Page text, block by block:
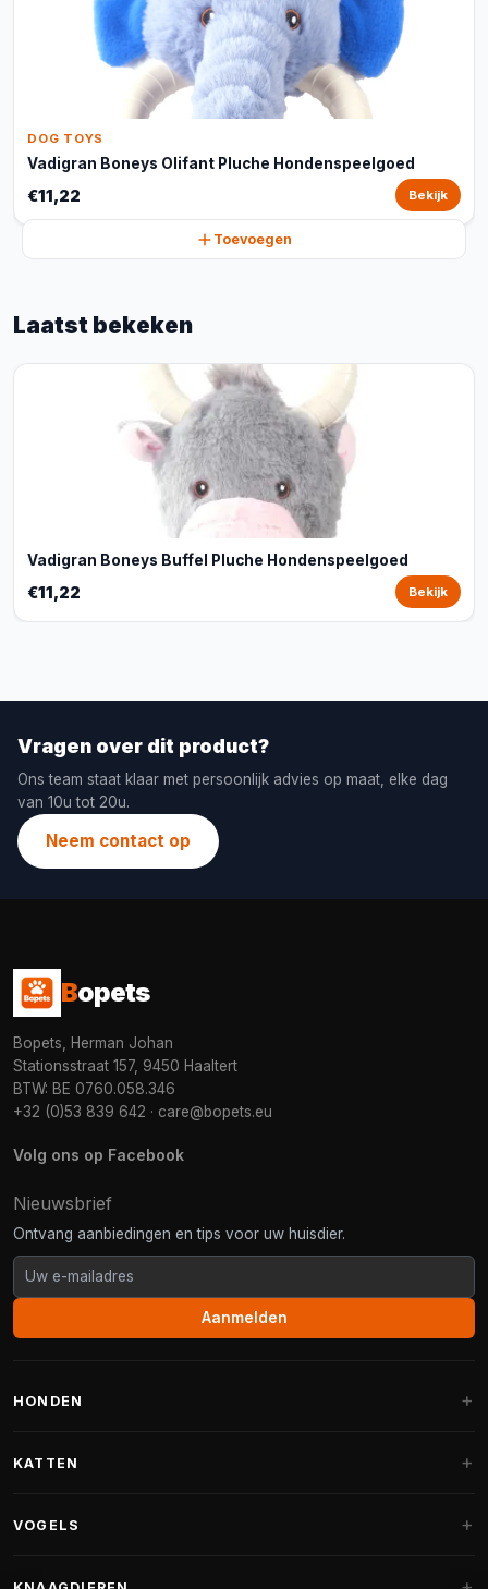
DOG TOYS
Vadigran Boneys Olifant Pluche Hondenspeelgoed
€11,22 Bekijk
Toevoegen
Laatst bekeken
Vadigran Boneys Buffel Pluche Hondenspeelgoed
€11,22 Bekijk
Vragen over dit product?
Ons team staat klaar met persoonlijk advies op maat, elke dag
van 10u tot 20u.
Neem contact op
Bopets
Bopets, Herman Johan
Stationsstraat 157, 9450 Haaltert
BTW: BE 0760.058.346
+32 (0)53 839 642 · care@bopets.eu
Volg ons op Facebook
Nieuwsbrief
Ontvang aanbiedingen en tips voor uw huisdier.
Aanmelden
HONDEN
Fantail hondenmanden
KATTEN
VOGELS